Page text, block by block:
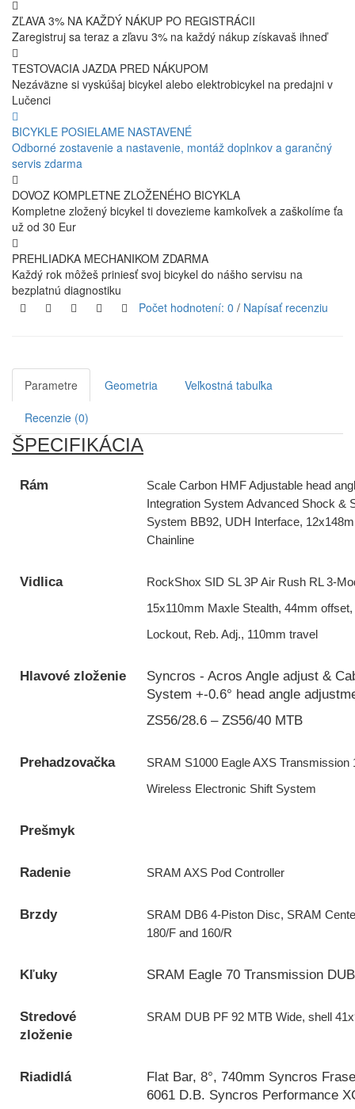
ZĽAVA 3% NA KAŽDÝ NÁKUP PO REGISTRÁCII
Zaregistruj sa teraz a zľavu 3% na každý nákup získavaš ihneď
TESTOVACIA JAZDA PRED NÁKUPOM
Nezáväzne si vyskúšaj bicykel alebo elektrobicykel na predajni v
Lučenci
BICYKLE POSIELAME NASTAVENÉ
Odborné zostavenie a nastavenie, montáž doplnkov a garančný
servis zdarma
DOVOZ KOMPLETNE ZLOŽENÉHO BICYKLA
Kompletne zložený bicykel ti dovezieme kamkoľvek a zaškolíme ťa
už od 30 Eur
PREHLIADKA MECHANIKOM ZDARMA
Každý rok môžeš priniesť svoj bicykel do nášho servisu na
bezplatnú diagnostiku
Počet hodnotení: 0 / Napísať recenziu
Parametre Geometria Veľkostná tabuľka
Recenzie (0)
ŠPECIFIKÁCIA
Rám
Scale Carbon HMF Adjustable head
Integration System Advanced Shock &
System BB92, UDH Interface,
Chainline
Vidlica RockShox SID SL 3P Air Rush RL 3-
15x110mm Maxle Stealth, 44mm
Lockout, Reb. Adj., 110mm travel
Hlavové zloženie
Syncros - Acros Angle adjust &
System +-0.6° head angle
ZS56/28.6 – ZS56/40 MTB
Prehadzovačka SRAM S1000 Eagle AXS Transmission
Wireless Electronic Shift System
Prešmyk
Radenie SRAM AXS Pod Controller
Brzdy
SRAM DB6 4-Piston Disc, SRAM
180/F and 160/R
Kľuky SRAM Eagle 70 Transmission
Stredové
zloženie
SRAM DUB PF 92 MTB Wide, shell
Riadidlá
Flat Bar, 8°, 740mm Syncros
6061 D.B. Syncros Performance